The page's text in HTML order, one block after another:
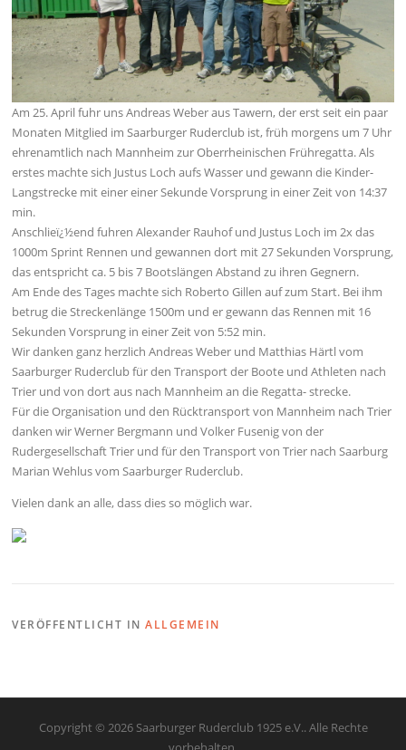
Am 25. April fuhr uns Andreas Weber aus Tawern, der erst seit ein paar
Monaten Mitglied im Saarburger Ruderclub ist, früh morgens um 7 Uhr
ehrenamtlich nach Mannheim zur Oberrheinischen Frühregatta. Als
erstes machte sich Justus Loch aufs Wasser und gewann die Kinder-
Langstrecke mit einer einer Sekunde Vorsprung in einer Zeit von 14:37
min.
Anschlieï¿½end fuhren Alexander Rauhof und Justus Loch im 2x das
1000m Sprint Rennen und gewannen dort mit 27 Sekunden Vorsprung,
das entspricht ca. 5 bis 7 Bootslängen Abstand zu ihren Gegnern.
Am Ende des Tages machte sich Roberto Gillen auf zum Start. Bei ihm
betrug die Streckenlänge 1500m und er gewann das Rennen mit 16
Sekunden Vorsprung in einer Zeit von 5:52 min.
Wir danken ganz herzlich Andreas Weber und Matthias Härtl vom
Saarburger Ruderclub für den Transport der Boote und Athleten nach
Trier und von dort aus nach Mannheim an die Regatta- strecke.
Für die Organisation und den Rücktransport von Mannheim nach Trier
danken wir Werner Bergmann und Volker Fusenig von der
Rudergesellschaft Trier und für den Transport von Trier nach Saarburg
Marian Wehlus vom Saarburger Ruderclub.
Vielen dank an alle, dass dies so möglich war.
VERÖFFENTLICHT INALLGEMEIN
Copyright © 2026 Saarburger Ruderclub 1925 e.V.. Alle Rechte